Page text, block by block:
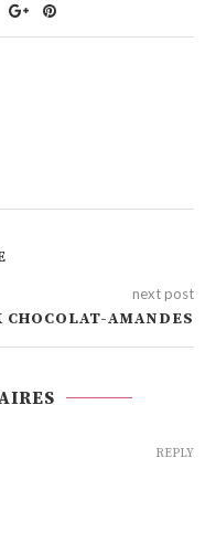
next post
CHOCOLAT-AMANDES
REPLY